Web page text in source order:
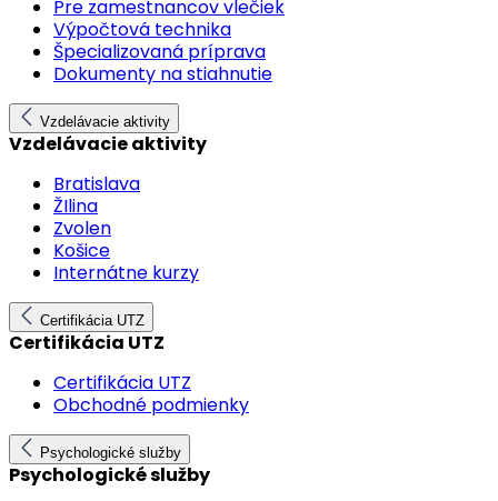
Pre zamestnancov vlečiek
Výpočtová technika
Špecializovaná príprava
Dokumenty na stiahnutie
Vzdelávacie aktivity
Vzdelávacie aktivity
Bratislava
ŽIlina
Zvolen
Košice
Internátne kurzy
Certifikácia UTZ
Certifikácia UTZ
Certifikácia UTZ
Obchodné podmienky
Psychologické služby
Psychologické služby